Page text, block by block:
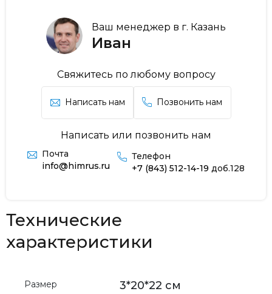
Ваш менеджер в г. Казань
Иван
Свяжитесь по любому вопросу
Написать нам Позвонить нам
Написать или позвонить нам
Почта
info@himrus.ru
Телефон
+7 (843) 512-14-19 доб.128
Технические
характеристики
Размер 3*20*22 см